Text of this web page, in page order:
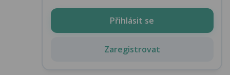
Přihlásit se
Zaregistrovat